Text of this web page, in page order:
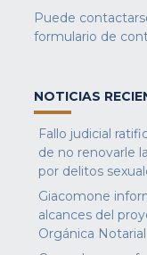
Puede
formulario de
NOTICIAS
Fallo judicial
de no renovarle
por delitos
Giacomone
alcances del
Orgánica Notarial